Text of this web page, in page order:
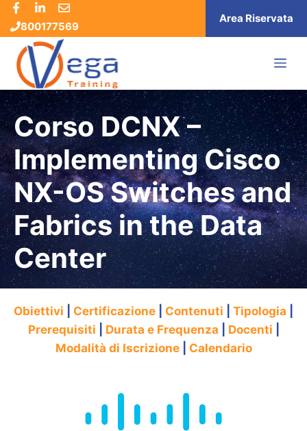
Vai
contenuto
800177569
Area Riservata
Corso DCNX –
Implementing Cisco
NX-OS Switches and
Fabrics in the Data
Center
Obiettivi Certificazione Contenuti Tipologia
Prerequisiti
Durata e Frequenza Docenti
Modalità di Iscrizione
Calendario